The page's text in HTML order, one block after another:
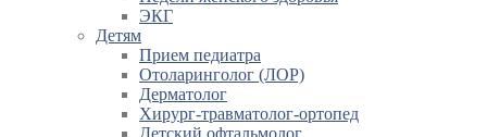
ЭКГ
Детям
Прием педиатра
Отоларинголог (ЛОР)
Дерматолог
Хирург-травматолог-ортопед
Детский офтальмолог